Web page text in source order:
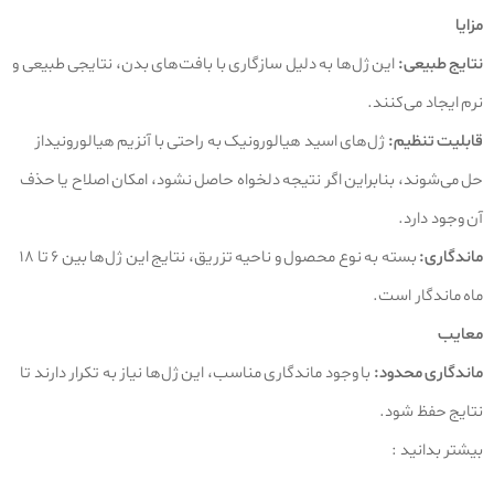
مزایا
نتایج طبیعی:این ژل‌ها به دلیل سازگاری با بافت‌های بدن، نتایجی طبیعی و
نرم ایجاد می‌کنند.
قابلیت تنظیم:ژل‌های اسید هیالورونیک به راحتی با آنزیم هیالورونیداز
حل می‌شوند، بنابراین اگر نتیجه دلخواه حاصل نشود، امکان اصلاح یا حذف
آن وجود دارد.
ماندگاری:
بسته به نوع محصول و ناحیه تزریق، نتایج این ژل‌ها بین ۶ تا ۱۸
ماه ماندگار است.
معایب
ماندگاری محدود: با وجود ماندگاری مناسب، این ژل‌ها نیاز به تکرار دارند تا
نتایج حفظ شود.
بیشتر بدانید :